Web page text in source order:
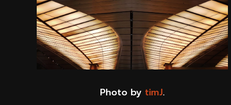
Photo by timJ.